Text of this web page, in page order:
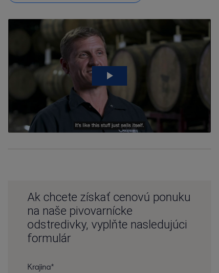
Ak chcete získať cenovú ponuku
na naše pivovarnícke
odstredivky, vyplňte nasledujúci
formulár
Krajina*